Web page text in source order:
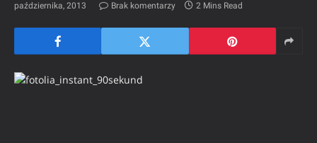
października, 2013
Brak komentarzy 2 Mins Read